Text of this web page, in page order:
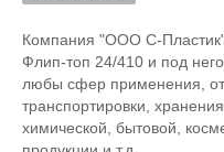
Компания "ООО С-
Флип-топ 24/410 и под
любы сфер применения,
транспортировки,
химической, бытовой,